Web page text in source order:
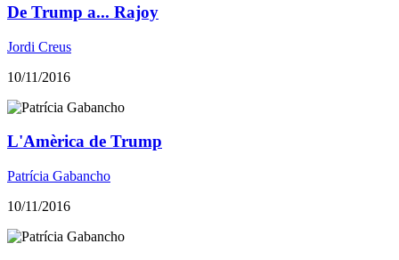
De Trump a... Rajoy
Jordi Creus
10/11/2016
L'Amèrica de Trump
Patrícia Gabancho
10/11/2016